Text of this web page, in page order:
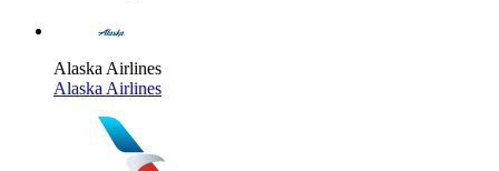
Alaska Airlines
Alaska Airlines